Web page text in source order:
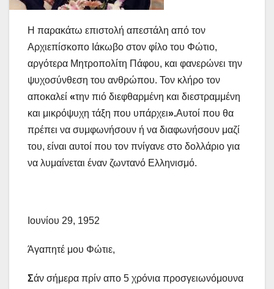
Η παρακάτω επιστολή απεστάλη από τον
Αρχιεπίσκοπο Ιάκωβο στον φίλο του Φώτιο,
αργότερα Μητροπολίτη Πάφου, και φανερώνει την
ψυχοσύνθεση του ανθρώπου. Τον κλήρο τον
αποκαλεί «την πιό διεφθαρμένη και διεστραμμένη
και μικρόψυχη τάξη που υπάρχει».Αυτοί που θα
πρέπει να συμφωνήσουν ή να διαφωνήσουν μαζί
του, είναι αυτοί που τον πνίγανε στο δολλάριο για
να λυμαίνεται έναν ζωντανό Ελληνισμό.
Ιουνίου 29, 1952
Άγαπητέ μου Φώτιε,
Σάν σήμερα πρίν απο 5 χρόνια προσγειωνόμουνα